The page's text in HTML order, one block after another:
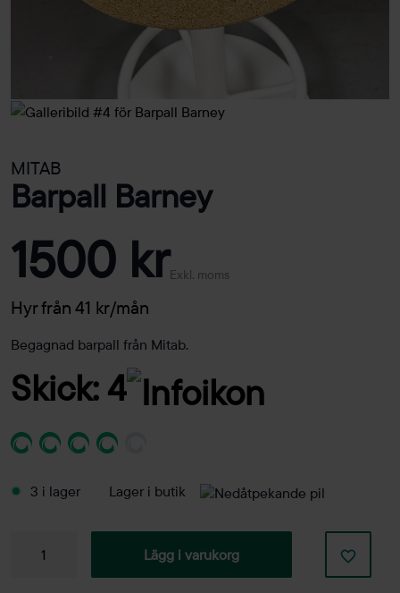
MITAB
Barpall Barney
1500 krExkl. moms
Hyr från 41 kr/mån
Begagnad barpall från Mitab.
Skick: 4
3 i lager Lager i butik
Barpall
Lägg i varukorg